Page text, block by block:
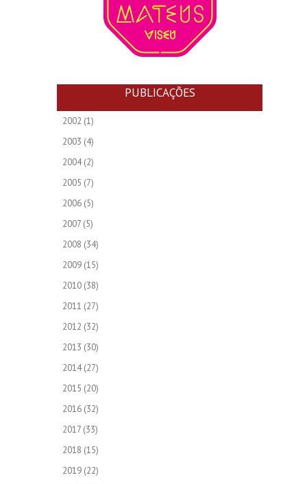
PUBLICAÇÕES
2002 (1)
2003 (4)
2004(2)
2005 (7)
2006 (5)
2007 (5)
2008 (34)
2009 (15)
2010 (38)
2011 (27)
2012 (32)
2013 (30)
2014(27)
2015 (20)
2016 (32)
2017 (33)
2018 (15)
2019 (22)